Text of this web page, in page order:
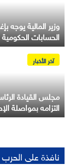
وزير المالية يوجه
الحسابات
المركزي وإيقاف
المباشر من الإيرادات
آخر الأخبار
مجلس القيادة
التزامه بمواصلة
الاقتصادية ودفع
نافذة على الحرب